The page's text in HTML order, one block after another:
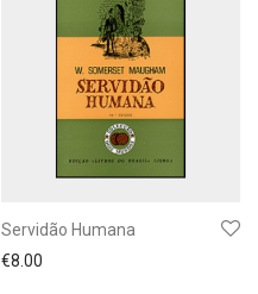
Servidão Humana
€8.00